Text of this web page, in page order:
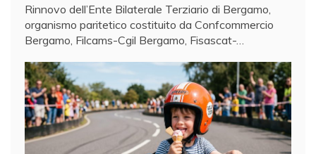
Rinnovo dell’Ente Bilaterale Terziario di Bergamo,
organismo paritetico costituito da Confcommercio
Bergamo, Filcams-Cgil Bergamo, Fisascat-…